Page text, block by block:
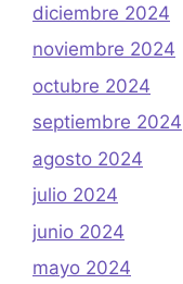
diciembre 2024
noviembre 2024
octubre 2024
septiembre 2024
agosto 2024
julio 2024
junio 2024
mayo 2024